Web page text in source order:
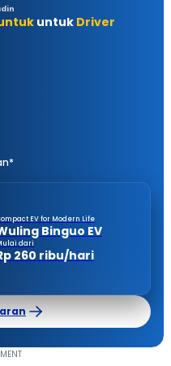
untuk Driver
EV for Modern Life
Binguo EV
dari
260 ribu/hari